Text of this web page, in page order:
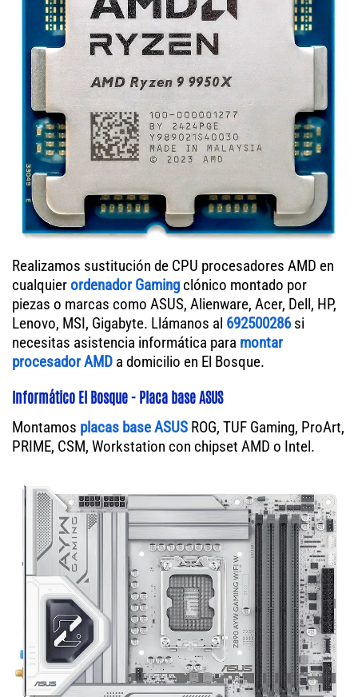
Realizamos sustitución de CPU procesadores AMD en
cualquierordenador Gaming clónico montado por
piezas o marcas como ASUS, Alienware, Acer, Dell, HP,
Lenovo, MSI, Gigabyte. Llámanos al 692500286si
necesitas asistencia informática para montar
procesador AMD a domicilio en El Bosque.
Informático El Bosque - Placa base ASUS
Montamos placas base ASUS ROG, TUF Gaming, ProArt,
PRIME, CSM, Workstation con chipset AMD o Intel.